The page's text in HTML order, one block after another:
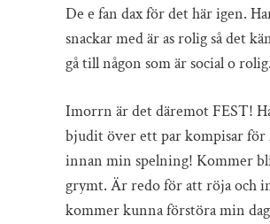
De e fan dax för det här igen.
snackar med är as rolig så det
gå till någon som är social o rolig.
Imorrn är det däremot FEST!
bjudit över ett par kompisar för
innan min spelning! Kommer
grymt. Är redo för att röja och
kommer kunna förstöra min